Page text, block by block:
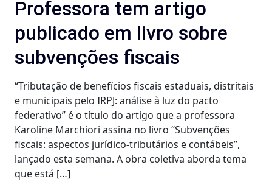
Professora tem artigo
publicado em livro sobre
subvenções fiscais
“Tributação de benefícios fiscais estaduais, distritais
e municipais pelo IRPJ: análise à luz do pacto
federativo” é o título do artigo que a professora
Karoline Marchiori assina no livro “Subvenções
fiscais: aspectos jurídico-tributários e contábeis”,
lançado esta semana. A obra coletiva aborda tema
que está […]